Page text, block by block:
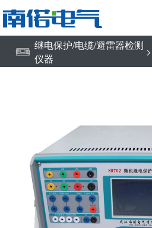
继电保护/电缆/避雷器检测
仪器
>